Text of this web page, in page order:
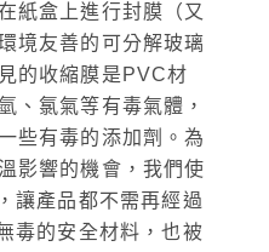
紙盒上進行封膜（又
境友善的可分解玻璃
的收縮膜是PVC材
、氯氣等有毒氣體，
些有毒的添加劑。為
影響的機會，我們使
讓產品都不需再經過
毒的安全材料，也被